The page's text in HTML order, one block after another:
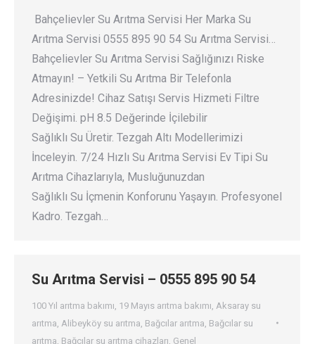
Bahçelievler Su Arıtma Servisi Her Marka Su
Arıtma Servisi 0555 895 90 54 Su Arıtma Servisi…
Bahçelievler Su Arıtma Servisi Sağlığınızı Riske
Atmayın! – Yetkili Su Arıtma Bir Telefonla
Adresinizde! Cihaz Satışı Servis Hizmeti Filtre
Değişimi. pH 8.5 Değerinde İçilebilir
Sağlıklı Su Üretir. Tezgah Altı Modellerimizi
İnceleyin. 7/24 Hızlı Su Arıtma Servisi Ev Tipi Su
Arıtma Cihazlarıyla, Musluğunuzdan
Sağlıklı Su İçmenin Konforunu Yaşayın. Profesyonel
Kadro. Tezgah…
Su Arıtma Servisi – 0555 895 90 54
100 Yıl arıtma bakımı 19 Mayıs arıtma bakımı Aksaray su
arıtma Alibeyköy su arıtma Bağcılar arıtma Bağcılar su
arıtma Bağcılar su arıtma cihazları Genel